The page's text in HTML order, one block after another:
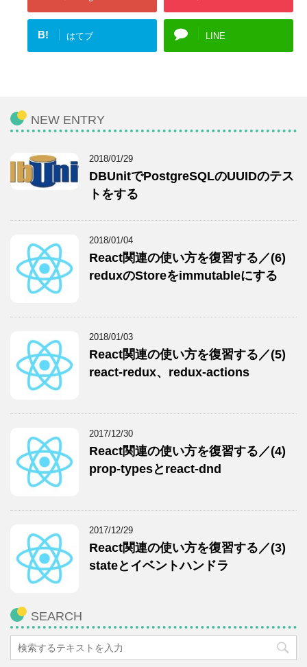
B! はてブ LINE
NEW ENTRY
2018/01/29
DBUnitでPostgreSQLのUUIDのテス
トをする
2018/01/04
React関連の使い方を復習する／(6)
reduxのStoreをimmutableにする
2018/01/03
React関連の使い方を復習する／(5)
react-redux、redux-actions
2017/12/30
React関連の使い方を復習する／(4)
prop-typesとreact-dnd
2017/12/29
React関連の使い方を復習する／(3)
stateとイベントハンドラ
SEARCH